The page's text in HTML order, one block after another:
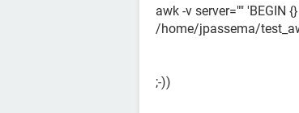
awk -v server="" 'BEGIN
/home/jpassema/
;-))